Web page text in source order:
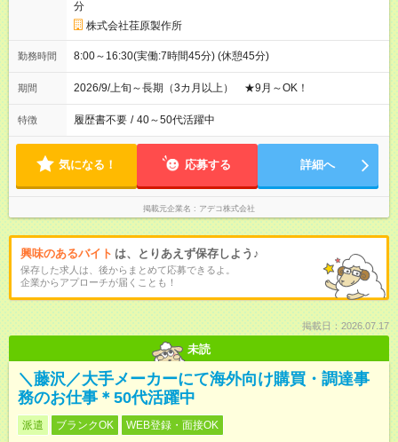
分
株式会社荏原製作所
勤務時間 8:00～16:30(実働:7時間45分) (休憩45分)
期間 2026/9/上旬～長期（3カ月以上） ★9月～OK！
特徴 履歴書不要 / 40～50代活躍中
気になる！ 応募する 詳細へ
掲載元企業名 アデコ株式会社
興味のあるバイト は、とりあえず保存しよう♪
保存した求人は、後からまとめて応募できるよ。
企業からアプローチが届くことも！
掲載日：2026.07.17
未読
＼藤沢／大手メーカーにて海外向け購買・調達事
務のお仕事＊50代活躍中
派遣 ブランクOK WEB登録・面接OK